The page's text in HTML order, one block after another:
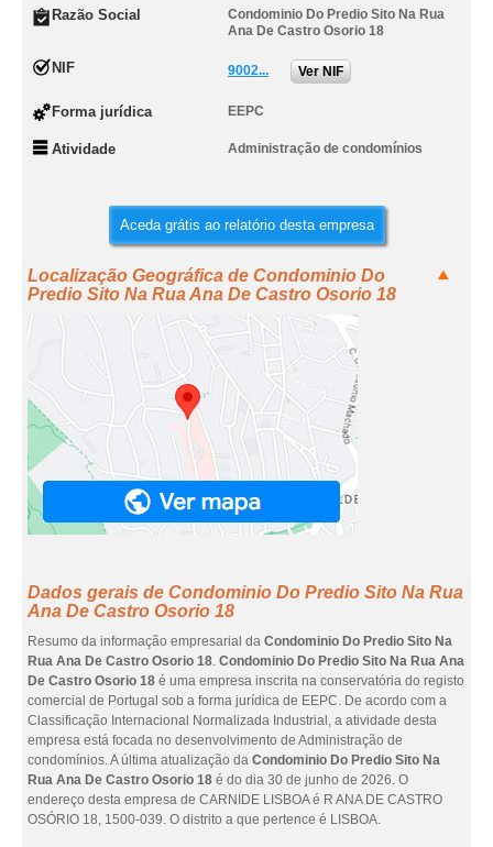
Razão Social
Condominio Do Predio Sito Na Rua
Ana De Castro Osorio 18
NIF 9002... Ver NIF
Forma jurídica EEPC
Atividade Administração de condomínios
Aceda grátis ao relatório desta empresa
Localização Geográfica de Condominio Do
Predio Sito Na Rua Ana De Castro Osorio 18
Dados gerais de Condominio Do Predio Sito Na Rua
Ana De Castro Osorio 18
Resumo da informação empresarial da Condominio Do Predio Sito Na
Rua Ana De Castro Osorio 18. Condominio Do Predio Sito Na Rua Ana
De Castro Osorio 18 é uma empresa inscrita na conservatória do registo
comercial de Portugal sob a forma jurídica de EEPC. De acordo com a
Classificação Internacional Normalizada Industrial, a atividade desta
empresa está focada no desenvolvimento de Administração de
condomínios. A última atualização da Condominio Do Predio Sito Na
Rua Ana De Castro Osorio 18 é do dia 30 de junho de 2026. O
endereço desta empresa de CARNIDE LISBOA é R ANA DE CASTRO
OSÓRIO 18, 1500-039. O distrito a que pertence é LISBOA.